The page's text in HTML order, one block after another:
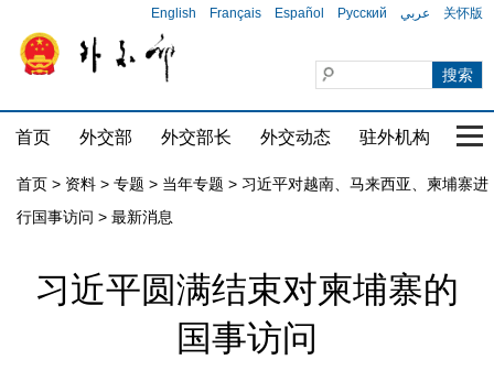
English Français Español Русский عربي 关怀版
首页 外交部 外交部长 外交动态 驻外机构 国
首页 > 资料 > 专题 > 当年专题 > 习近平对越南、马来西亚、柬埔寨进
行国事访问 > 最新消息
习近平圆满结束对柬埔寨的
国事访问